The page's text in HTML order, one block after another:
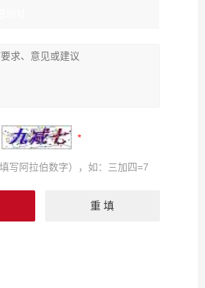
写阿拉伯数字），如：三加四=7